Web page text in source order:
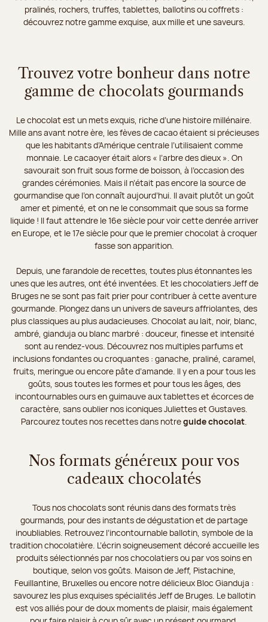
pralinés, rochers, truffes, tablettes, ballotins ou coffrets :
découvrez notre gamme exquise, aux mille et une saveurs.
Trouvez votre bonheur dans notre
gamme de chocolats gourmands
Le chocolat est un mets exquis, riche d’une histoire millénaire.
Mille ans avant notre ère, les fèves de cacao étaient si précieuses
que les habitants d’Amérique centrale l’utilisaient comme
monnaie. Le cacaoyer était alors « l’arbre des dieux ». On
savourait son fruit sous forme de boisson, à l’occasion des
grandes cérémonies. Mais il n’était pas encore la source de
gourmandise que l’on connaît aujourd’hui. Il avait plutôt un goût
amer et pimenté, et on ne le consommait que sous sa forme
liquide ! Il faut attendre le 16e siècle pour voir cette denrée arriver
en Europe, et le 17e siècle pour que le premier chocolat à croquer
fasse son apparition.
Depuis, une farandole de recettes, toutes plus étonnantes les
unes que les autres, ont été inventées. Et les chocolatiers Jeff de
Bruges ne se sont pas fait prier pour contribuer à cette aventure
gourmande. Plongez dans un univers de saveurs affriolantes, des
plus classiques au plus audacieuses. Chocolat au lait, noir, blanc,
ambré, gianduja ou blanc marbré : douceur, finesse et intensité
sont au rendez-vous. Découvrez nos multiples parfums et
inclusions fondantes ou croquantes : ganache, praliné, caramel,
fruits, meringue ou encore pâte d’amande. Il y en a pour tous les
goûts, sous toutes les formes et pour tous les âges, des
incontournables ours en guimauve aux tablettes et écorces de
caractère, sans oublier nos iconiques Juliettes et Gustaves.
Parcourez toutes nos recettes dans notreguide chocolat
Nos formats généreux pour vos
cadeaux chocolatés
Tous nos chocolats sont réunis dans des formats très
gourmands, pour des instants de dégustation et de partage
inoubliables. Retrouvez l’incontournable ballotin, symbole de la
tradition chocolatière. L’écrin soigneusement décoré accueille les
produits sélectionnés par nos chocolatiers ou par vos soins en
boutique, selon vos goûts. Maison de Jeff, Pistachine,
Feuillantine, Bruxelles ou encore notre délicieux Bloc Gianduja :
savourez les plus exquises spécialités Jeff de Bruges. Le ballotin
est vos alliés pour de doux moments de plaisir, mais également